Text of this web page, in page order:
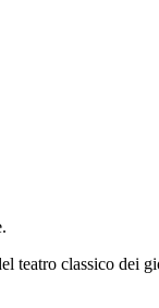
teatro classico dei